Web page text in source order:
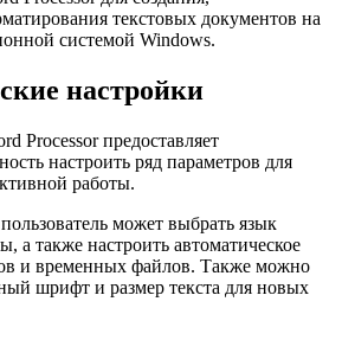
текстовых документов на
системой Windows.
настройки
Processor предоставляет
настроить ряд параметров для
работы.
может выбрать язык
а также настроить автоматическое
и временных файлов. Также можно
шрифт и размер текста для новых